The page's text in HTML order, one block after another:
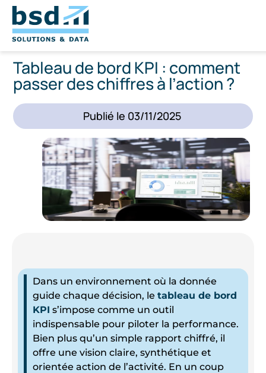
Tableau de bord KPI : comment
passer des chiffres à l’action ?
Publié le 03/11/2025
Dans un environnement où la donnée
guide chaque décision, le tableau de bord
KPI s’impose comme un outil
indispensable pour piloter la performance.
Bien plus qu’un simple rapport chiffré, il
offre une vision claire, synthétique et
orientée action de l’activité. En un coup